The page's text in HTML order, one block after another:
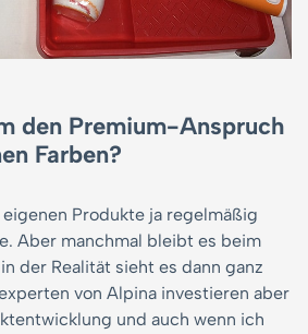
den Premium-Anspruch
Farben?
Produkte ja regelmäßig
Aber manchmal bleibt es beim
der Realität sieht es dann ganz
von Alpina investieren aber
und auch wenn ich